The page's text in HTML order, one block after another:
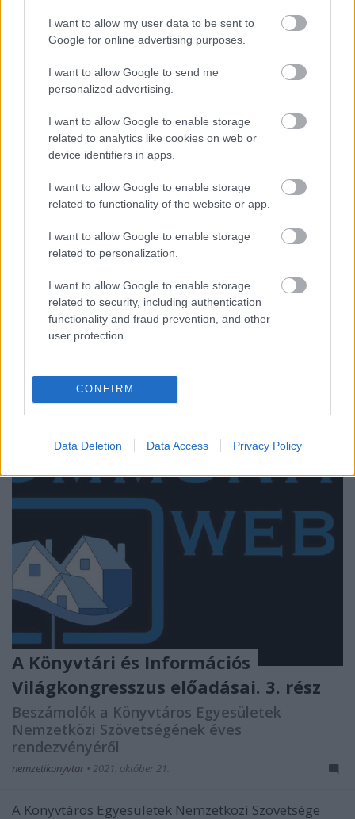
I want to allow my user data to be sent to
Google for online advertising purposes.
I want to allow Google to send me
personalized advertising.
I want to allow Google to enable storage
related to analytics like cookies on web or
device identifiers in apps.
I want to allow Google to enable storage
related to functionality of the website or app.
I want to allow Google to enable storage
related to personalization.
I want to allow Google to enable storage
related to security, including authentication
functionality and fraud prevention, and other
user protection.
CONFIRM
Data Deletion Data Access Privacy Policy
A WARCNET kutatási hálózat
Digitális Bölcsészeti Központ Webarchiválási
csoport
nemzetikonyvtar• 2022. augusztus 02.
webarchívumok kutatási célú felhasználásának
segítése, segít a témával foglalkozó kutatók
egymásra találásában, közös projektek tervezésében
ideértve a webarchiválás nemzeti közgyűjteményi
A Dán Kutatási Tanács…
A Könyvtári és Információs
Világkongresszus előadásai. 3. rész
Beszámolók a Könyvtáros Egyesületek
Nemzetközi Szövetségének éves
rendezvényéről
nemzetikonyvtar • 2021. október 21.
A Könyvtáros Egyesületek Nemzetközi Szövetsége